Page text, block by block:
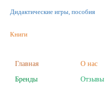
Дидактические игры, пособия
Книги
Фигурки
Главная О нас
Бренды Отзывы